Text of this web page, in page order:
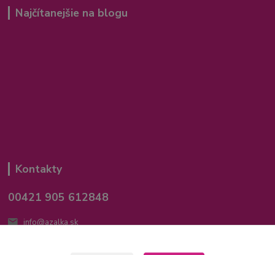
Najčítanejšie na blogu
Kontakty
00421 905 612848
info@azalka.sk